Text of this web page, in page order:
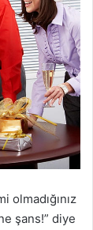
olmadığınız
şans!” diye